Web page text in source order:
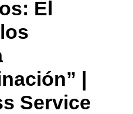
El
|
Service